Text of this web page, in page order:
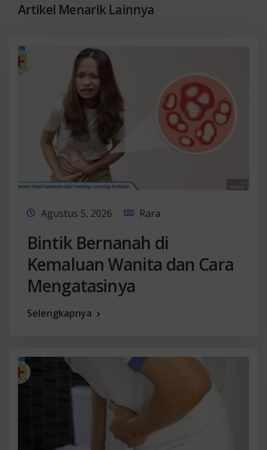
Artikel Menarik Lainnya
Agustus 5, 2026 Rara
Bintik Bernanah di
Kemaluan Wanita dan Cara
Mengatasinya
Selengkapnya